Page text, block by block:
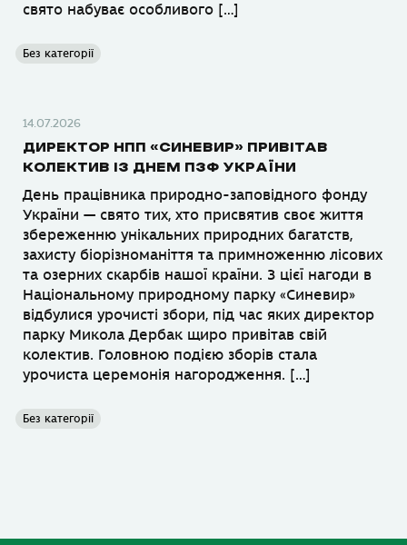
свято набуває особливого […]
Без категорії
14.07.2026
ДИРЕКТОР НПП «СИНЕВИР» ПРИВІТАВ
КОЛЕКТИВ ІЗ ДНЕМ ПЗФ УКРАЇНИ
День працівника природно-заповідного фонду
України — свято тих, хто присвятив своє життя
збереженню унікальних природних багатств,
захисту біорізноманіття та примноженню лісових
та озерних скарбів нашої країни. З цієї нагоди в
Національному природному парку «Синевир»
відбулися урочисті збори, під час яких директор
парку Микола Дербак щиро привітав свій
колектив. Головною подією зборів стала
урочиста церемонія нагородження. […]
Без категорії